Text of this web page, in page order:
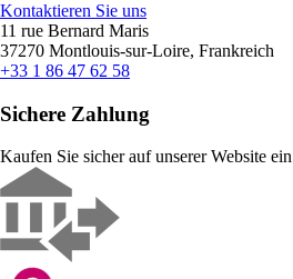
Kontaktieren Sie uns
11 rue Bernard Maris
37270 Montlouis-sur-Loire, Frankreich
+33 1 86 47 62 58
Sichere Zahlung
Kaufen Sie sicher auf unserer Website ein